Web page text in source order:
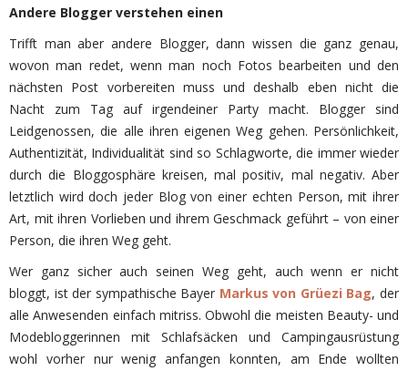
Andere Blogger verstehen einen
Trifft man aber andere Blogger, dann wissen die ganz genau,
wovon man redet, wenn man noch Fotos bearbeiten und den
nächsten Post vorbereiten muss und deshalb eben nicht die
Nacht zum Tag auf irgendeiner Party macht. Blogger sind
Leidgenossen, die alle ihren eigenen Weg gehen. Persönlichkeit,
Authentizität, Individualität sind so Schlagworte, die immer wieder
durch die Bloggosphäre kreisen, mal positiv, mal negativ. Aber
letztlich wird doch jeder Blog von einer echten Person, mit ihrer
Art, mit ihren Vorlieben und ihrem Geschmack geführt – von einer
Person, die ihren Weg geht.
Wer ganz sicher auch seinen Weg geht, auch wenn er nicht
bloggt, ist der sympathische Bayer Markus von Grüezi Bag, der
alle Anwesenden einfach mitriss. Obwohl die meisten Beauty- und
Modebloggerinnen mit Schlafsäcken und Campingausrüstung
wohl vorher nur wenig anfangen konnten, am Ende wollten